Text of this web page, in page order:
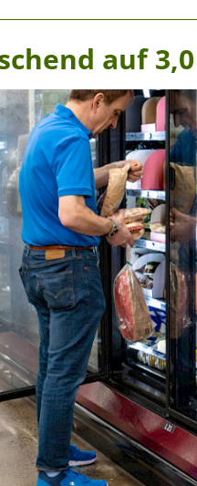
auf